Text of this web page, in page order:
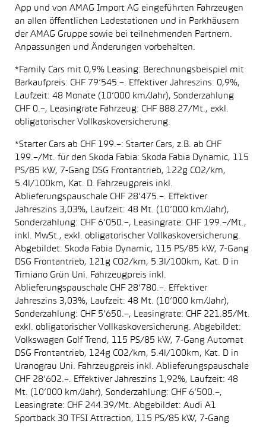
App und von AMAG Import AG eingeführten Fahrzeugen
an allen öffentlichen Ladestationen und in Parkhäusern
der AMAG Gruppe sowie bei teilnehmenden Partnern.
Anpassungen und Änderungen vorbehalten.
*Family Cars mit 0,9% Leasing: Berechnungsbeispiel mit
Barkaufpreis: CHF 79’545.–. Effektiver Jahreszins: 0,9%,
Laufzeit: 48 Monate (10’000 km/Jahr), Sonderzahlung
CHF 0.–, Leasingrate Fahrzeug: CHF 888.27/Mt., exkl.
obligatorischer Vollkaskoversicherung.
*Starter Cars ab CHF 199.–: Starter Cars, z.B. ab CHF
199.–/Mt. für den Skoda Fabia: Skoda Fabia Dynamic, 115
PS/85 kW, 7-Gang DSG Frontantrieb, 122g CO2/km,
5.4l/100km, Kat. D. Fahrzeugpreis inkl.
Ablieferungspauschale CHF 28’475.–. Effektiver
Jahreszins 3,03%, Laufzeit: 48 Mt. (10’000 km/Jahr),
Sonderzahlung: CHF 6’050.–, Leasingrate: CHF 199.–/Mt.,
inkl. MwSt., exkl. obligatorischer Vollkaskoversicherung.
Abgebildet: Skoda Fabia Dynamic, 115 PS/85 kW, 7-Gang
DSG Frontantrieb, 121g CO2/km, 5.3l/100km, Kat. D in
Timiano Grün Uni. Fahrzeugpreis inkl.
Ablieferungspauschale CHF 28’780.–. Effektiver
Jahreszins 3,03%, Laufzeit: 48 Mt. (10’000 km/Jahr),
Sonderzahlung: CHF 5’650.–, Leasingrate: CHF 221.85/Mt.
exkl. obligatorischer Vollkaskoversicherung. Abgebildet:
Volkswagen Golf Trend, 115 PS/85 kW, 7-Gang Automat
DSG Frontantrieb, 124g CO2/km, 5.4l/100km, Kat. D in
Uranograu Uni. Fahrzeugpreis inkl. Ablieferungspauschale
CHF 28’602.–. Effektiver Jahreszins 1,92%, Laufzeit: 48
Mt. (10’000 km/Jahr), Sonderzahlung: CHF 6’500.–,
Leasingrate: CHF 244.39/Mt. Abgebildet: Audi A1
Sportback 30 TFSI Attraction, 115 PS/85 kW, 7-Gang